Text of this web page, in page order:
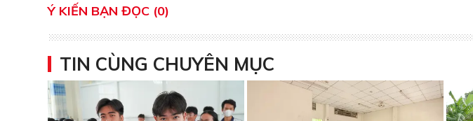
Ý KIẾN BẠN ĐỌC (0)
TIN CÙNG CHUYÊN MỤC